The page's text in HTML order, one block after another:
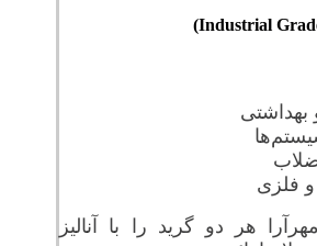
بهداشتی
و فلزی
هر دو گرید را با آنالیز